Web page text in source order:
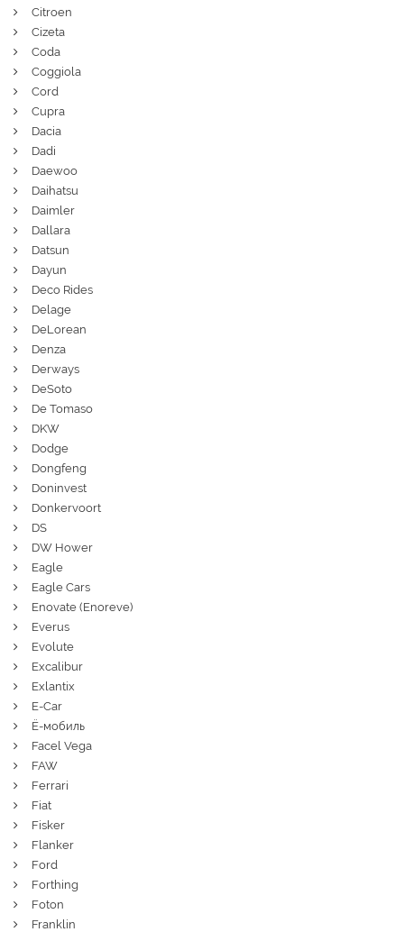
Citroen
Cizeta
Coda
Coggiola
Cord
Cupra
Dacia
Dadi
Daewoo
Daihatsu
Daimler
Dallara
Datsun
Dayun
Deco Rides
Delage
DeLorean
Denza
Derways
DeSoto
De Tomaso
DKW
Dodge
Dongfeng
Doninvest
Donkervoort
DS
DW Hower
Eagle
Eagle Cars
Enovate (Enoreve)
Everus
Evolute
Excalibur
Exlantix
E-Car
Ё-мобиль
Facel Vega
FAW
Ferrari
Fiat
Fisker
Flanker
Ford
Forthing
Foton
Franklin